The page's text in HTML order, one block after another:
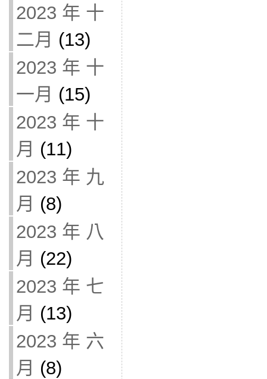
2023 年 十
二月 (13)
2023 年 十
一月 (15)
2023 年 十
月 (11)
2023 年 九
月 (8)
2023 年 八
月 (22)
2023 年 七
月 (13)
2023 年 六
月 (8)